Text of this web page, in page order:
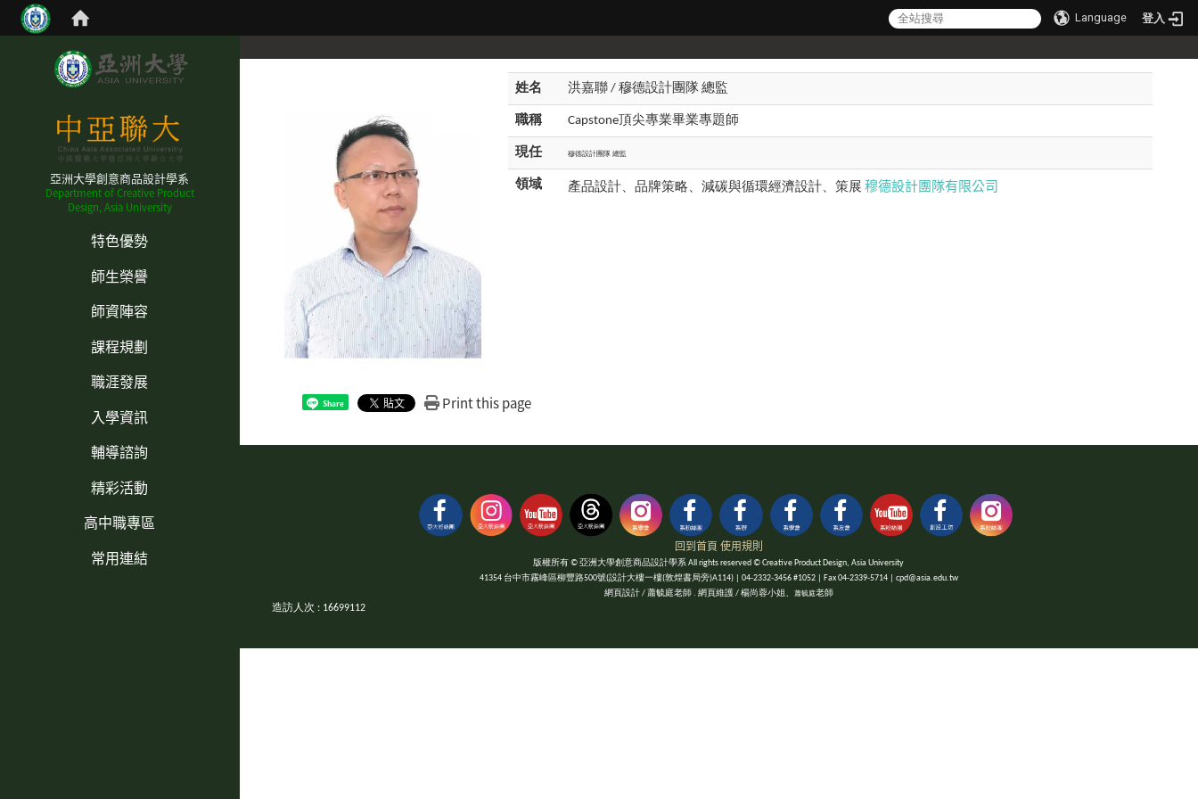
Language 登入
亞洲大學創意商品設計學系
Department of Creative Product
Design, Asia University
特色優勢
師生榮譽
師資陣容
課程規劃
職涯發展
入學資訊
輔導諮詢
精彩活動
高中職專區
常用連結
姓名 洪嘉聯 / 穆德設計團隊 總監
職稱 Capstone頂尖專業畢業專題師
現任 穆德設計團隊 總監
領域 產品設計、品牌策略、減碳與循環經濟設計、策展 穆德設計團隊有限公司
Share Print this page
回到首頁 使用規則
版權所有 © 亞洲大學創意商品設計學系 All rights reserved © Creative Product Design, Asia University
41354 台中市霧峰區柳豐路500號(設計大樓一樓(敦煌書局旁)A114) | 04-2332-3456 #1052 | Fax 04-2339-5714 | cpd@asia.edu.tw
網頁設計 / 蕭毓庭老師 . 網頁維護 / 楊尚蓉小姐、
蕭毓庭老師
造訪人次 : 16699112